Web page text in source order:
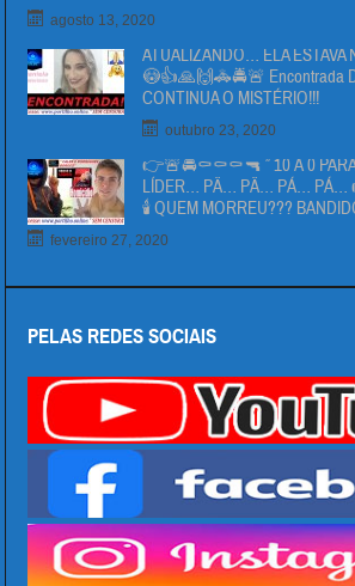
agosto 13, 2020
ATUALIZANDO… ELA
😳👍🙏🙌🚓🚔🚨 Encontrada
CONTINUA O MISTÉRIO!!!
outubro 23, 2020
👉🚨🚔⚰⚰⚰🔫 ” 10 Á 0 PARA
LÍDER… PÄ… PÄ… PÁ…
🕯 QUEM MORREU???
fevereiro 27, 2020
PELAS REDES SOCIAIS